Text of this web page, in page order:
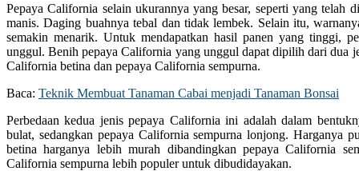
Pepaya California selain ukurannya yang besar, seperti yang telah
manis. Daging buahnya tebal dan tidak lembek. Selain itu,
semakin menarik. Untuk mendapatkan hasil panen yang tinggi,
unggul. Benih pepaya California yang unggul dapat dipilih dari dua
California betina dan pepaya California sempurna.
Baca: Teknik Membuat Tanaman Cabai menjadi Tanaman Bonsai
Perbedaan kedua jenis pepaya California ini adalah dalam
bulat, sedangkan pepaya California sempurna lonjong. Harganya
betina harganya lebih murah dibandingkan pepaya California
California sempurna lebih populer untuk dibudidayakan.